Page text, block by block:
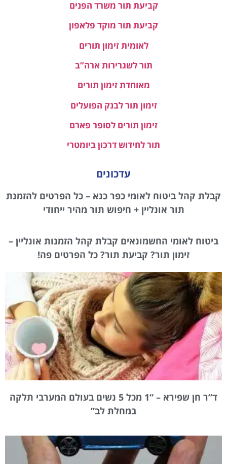
קביעת תור משרד הפנים
קביעת תור מוקד פלאפון
לאומית זימון תורים
תור לשגרירות ארה”ב
מאוחדת זימון תורים
זימון תור לבנק הפועלים
זימון תורים לסופר פארם
תור לחידוש דרכון ביומטרי
עדכונים
קבלת קהל ביטוח לאומי כפר כנא – כל הפרטים להזמנת
תור אונליין + חיפוש תור מהיר ייחודי
ביטוח לאומי החשמונאים קבלת קהל הזמנות אונליין –
זימון תור? קביעת תור? כל הפרטים פה!
ד”ר חן שפירא – “1 מכל 5 נשים בעולם המערבי תלקה
במחלת לב”